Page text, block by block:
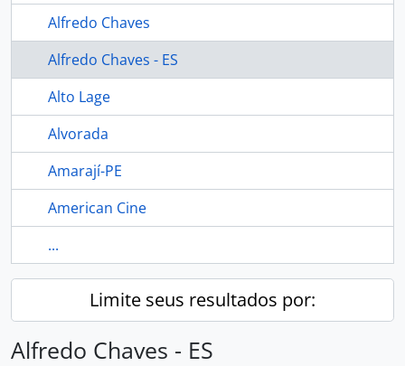
Alfredo Chaves
Alfredo Chaves - ES
Alto Lage
Alvorada
Amarají-PE
American Cine
...
Limite seus resultados por:
Alfredo Chaves - ES